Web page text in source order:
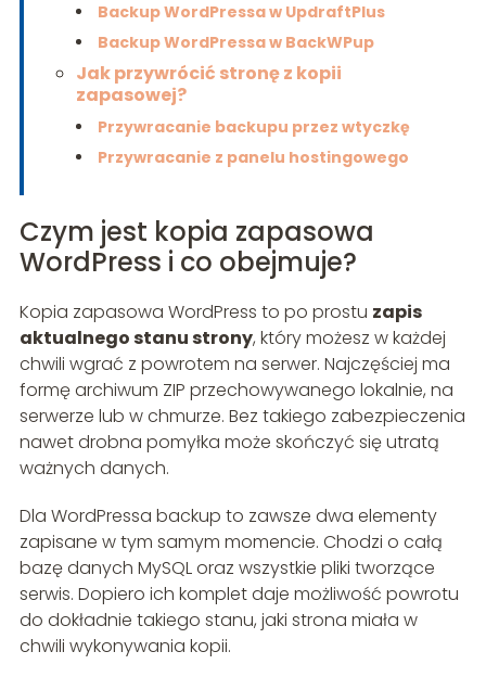
Backup WordPressa w UpdraftPlus
Backup WordPressa w BackWPup
Jak przywrócić stronę z kopii
zapasowej?
Przywracanie backupu przez wtyczkę
Przywracanie z panelu hostingowego
Czym jest kopia zapasowa
WordPress i co obejmuje?
Kopia zapasowa WordPress to po prostu zapis
aktualnego stanu strony, który możesz w każdej
chwili wgrać z powrotem na serwer. Najczęściej ma
formę archiwum ZIP przechowywanego lokalnie, na
serwerze lub w chmurze. Bez takiego zabezpieczenia
nawet drobna pomyłka może skończyć się utratą
ważnych danych.
Dla WordPressa backup to zawsze dwa elementy
zapisane w tym samym momencie. Chodzi o całą
bazę danych MySQL oraz wszystkie pliki tworzące
serwis. Dopiero ich komplet daje możliwość powrotu
do dokładnie takiego stanu, jaki strona miała w
chwili wykonywania kopii.